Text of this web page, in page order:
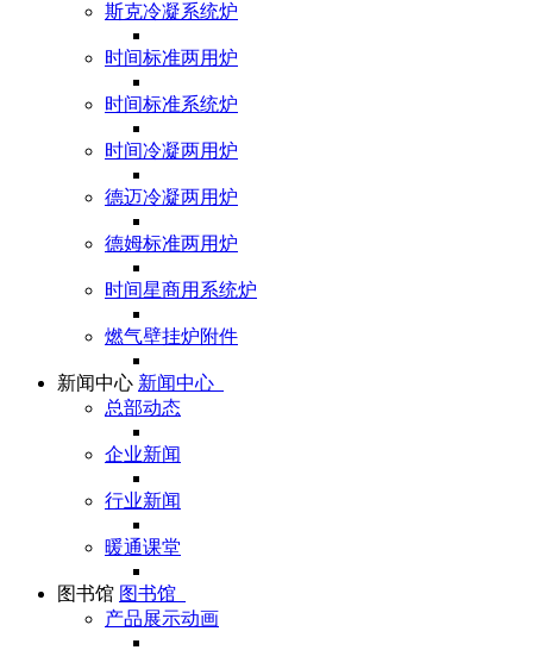
斯克冷凝系统炉
时间标准两用炉
时间标准系统炉
时间冷凝两用炉
德迈冷凝两用炉
德姆标准两用炉
时间星商用系统炉
燃气壁挂炉附件
新闻中心 新闻中心
总部动态
企业新闻
行业新闻
暖通课堂
图书馆 图书馆
产品展示动画